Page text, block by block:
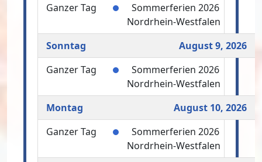
Ganzer Tag
Sommerferien 2026
Nordrhein-Westfalen
Sonntag
August 9, 2026
Ganzer Tag
Sommerferien 2026
Nordrhein-Westfalen
Montag
August 10, 2026
Ganzer Tag
Sommerferien 2026
Nordrhein-Westfalen